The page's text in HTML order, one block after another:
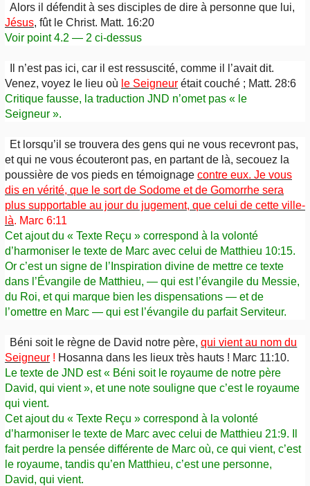
Alors il défendit à ses disciples de dire à personne que lui,
Jésus, fût le Christ. Matt. 16:20
Voir point 4.2 — 2 ci-dessus
Il n’est pas ici, car il est ressuscité, comme il l’avait dit.
Venez, voyez le lieu où le Seigneur était couché ; Matt. 28:6
Critique fausse, la traduction JND n’omet pas « le
Seigneur ».
Et lorsqu’il se trouvera des gens qui ne vous recevront pas,
et qui ne vous écouteront pas, en partant de là, secouez la
poussière de vos pieds en témoignage contre eux. Je vous
dis en vérité, que le sort de Sodome et de Gomorrhe sera
plus supportable au jour du jugement, que celui de cette ville-
là. Marc 6:11
Cet ajout du « Texte Reçu » correspond à la volonté
d’harmoniser le texte de Marc avec celui de Matthieu 10:15.
Or c’est un signe de l’Inspiration divine de mettre ce texte
dans l’Évangile de Matthieu, — qui est l’évangile du Messie,
du Roi, et qui marque bien les dispensations — et de
l’omettre en Marc — qui est l’évangile du parfait Serviteur.
Béni soit le règne de David notre père,qui vient au nom du
Seigneur ! Hosanna dans les lieux très hauts ! Marc 11:10.
Le texte de JND est « Béni soit le royaume de notre père
David, qui vient », et une note souligne que c’est le royaume
qui vient.
Cet ajout du « Texte Reçu » correspond à la volonté
d’harmoniser le texte de Marc avec celui de Matthieu 21:9. Il
fait perdre la pensée différente de Marc où, ce qui vient, c’est
le royaume, tandis qu’en Matthieu, c’est une personne,
David, qui vient.